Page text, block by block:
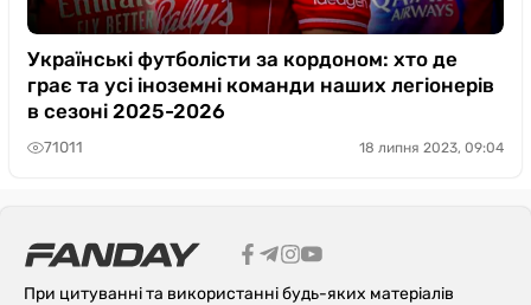
Українські футболісти за кордоном: хто де
грає та усі іноземні команди наших легіонерів
в сезоні 2025-2026
71011 18 липня 2023, 09:04
При цитуванні та використанні будь-яких матеріалів